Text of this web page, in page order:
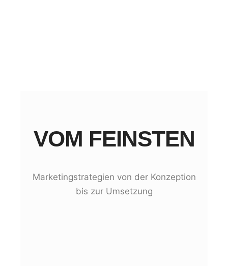
VOM FEINSTEN
Marketingstrategien von der Konzeption
bis zur Umsetzung